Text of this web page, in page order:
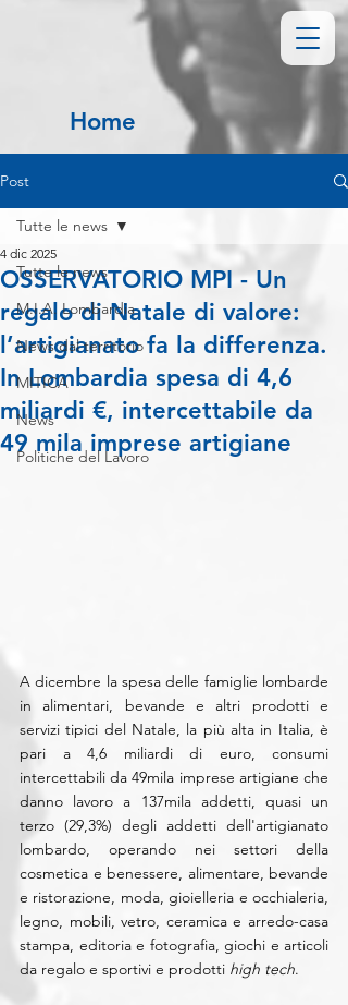
Home
Post
Tutte le news
M.I.A. Lombardia
News dal territorio
MITICA
News
Politiche del Lavoro
Tutte le news
OSSERVATORIO MPI - Un
regalo di Natale di valore:
l’artigianato fa la differenza.
In Lombardia spesa di 4,6
miliardi €, intercettabile da
49 mila imprese artigiane
4 dic 2025
A dicembre la spesa delle famiglie lombarde
in alimentari, bevande e altri prodotti e
servizi tipici del Natale, la più alta in Italia, è
pari a 4,6 miliardi di euro, consumi
intercettabili da 49mila imprese artigiane che
danno lavoro a 137mila addetti, quasi un
terzo (29,3%) degli addetti dell'artigianato
lombardo, operando nei settori della
cosmetica e benessere, alimentare, bevande
e ristorazione, moda, gioielleria e occhialeria,
legno, mobili, vetro, ceramica e arredo-casa
stampa, editoria e fotografia, giochi e articoli
da regalo e sportivi e prodotti high tech.